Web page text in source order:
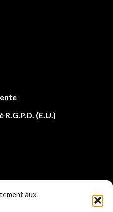
aux
(E.U.)